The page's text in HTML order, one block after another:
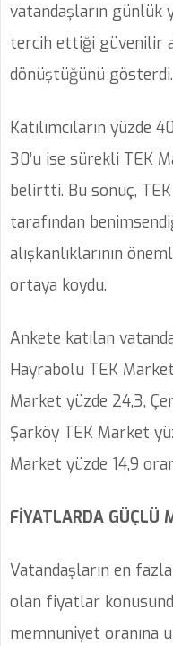
vatandaşların günlük
tercih ettiği güvenilir
dönüştüğünü gösterdi.
Katılımcıların yüzde
30’u ise sürekli TEK
belirtti. Bu sonuç,
tarafından
alışkanlıklarının
ortaya koydu.
Ankete katılan
Hayrabolu TEK
Market yüzde 24,3,
Şarköy TEK Market
Market yüzde 14,9
FİYATLARDA GÜÇLÜ
Vatandaşların en
olan fiyatlar
memnuniyet oranına